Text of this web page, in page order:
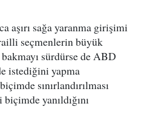
aşırı sağa yaranma girişimi
seçmenlerin büyük
sürdürse de ABD
istediğini yapma
sınırlandırılması
yanıldığını